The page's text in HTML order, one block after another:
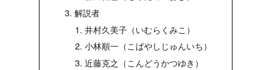
解説者
井村久美子（いむらくみこ）
小林順一（こばやしじゅんいち）
近藤克之（こんどうかつゆき）